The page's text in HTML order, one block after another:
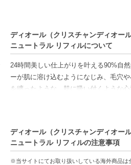
ディオール（クリスチャンディオー
ニュートラル リフィルについて
24時間美しい仕上がりを叶える90%自
ーが肌に溶け込むようになじみ、毛穴
を纏ったような、肌に吸い付くような
上げます。パウダー史上初の色移りし
【ギフト好適品】
ディオール（クリスチャンディオー
ニュートラル リフィルの注意事項
※当サイトにてお取り扱いしている海外商品は